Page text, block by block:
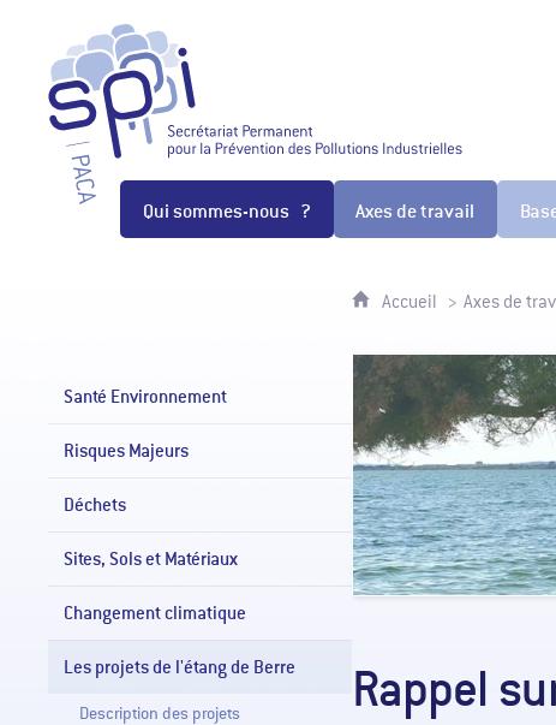
Qui sommes-nous ? Axes de travail
Santé Environnement
Risques Majeurs
Déchets
Sites, Sols et Matériaux
Changement climatique
Les projets de l'étang de Berre
Description des projets
Accueil Axes de
Rappel